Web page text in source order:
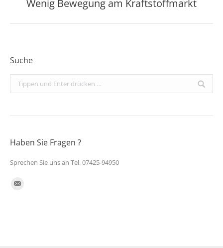
Nächster
Wenig Bewegung am Kraftstoffmarkt
Suche
Search:
Haben Sie Fragen ?
Sprechen Sie uns an Tel. 07425-94950
Finden Sie uns auf: